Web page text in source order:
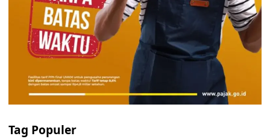
Tag Populer